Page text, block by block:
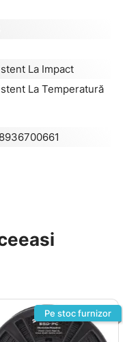
La Impact
La Temperatură
Pe stoc furnizor